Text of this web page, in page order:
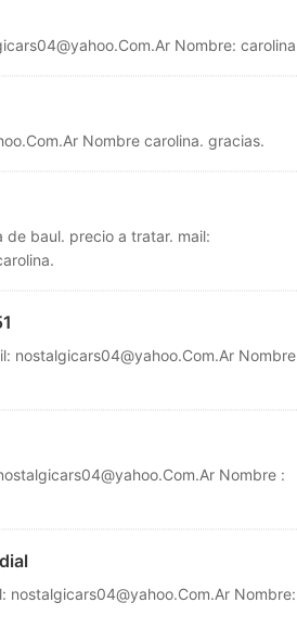
Nombre: carolina
Nombre carolina. gracias.
baul. precio a tratar. mail:
nostalgicars04@yahoo.Com.Ar Nombre
Nombre :
nostalgicars04@yahoo.Com.ArNombre: